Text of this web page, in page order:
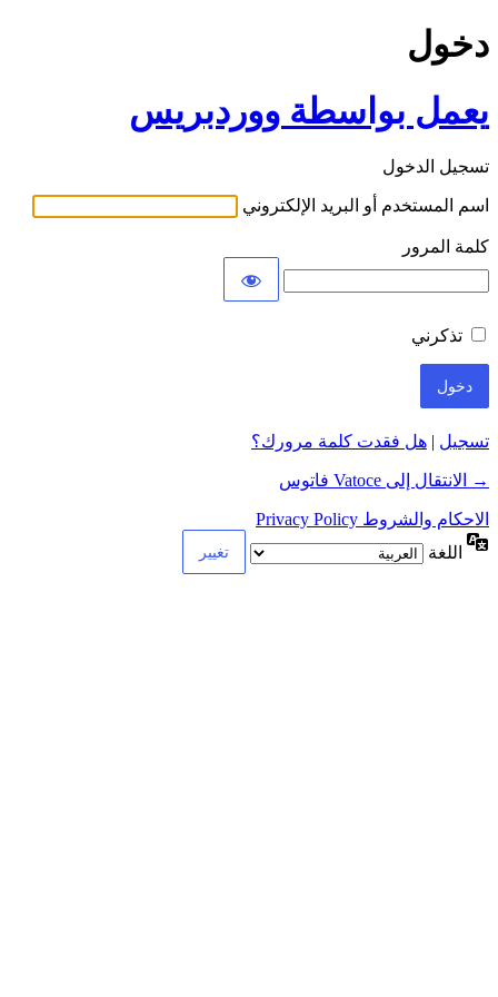
دخول
يعمل بواسطة ووردبريس
تسجيل الدخول
اسم المستخدم أو البريد الإلكتروني
كلمة المرور
تذكرني
تسجيل | هل فقدت كلمة مرورك؟
→ الانتقال إلى Vatoce فاتوس
الاحكام والشروط Privacy Policy
اللغة